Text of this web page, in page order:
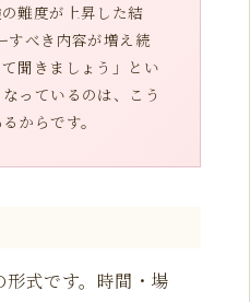
難度が上昇した結
すべき内容が増え続
聞きましょう」とい
っているのは、こう
からです。
式です。時間・場